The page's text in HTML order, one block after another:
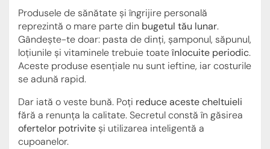
Produsele de sănătate și îngrijire personală
reprezintă o mare parte din bugetul tău lunar.
Gândește-te doar: pasta de dinți, șamponul, săpunul,
loțiunile și vitaminele trebuie toateînlocuite periodic.
Aceste produse esențiale nu sunt ieftine, iar costurile
se adună rapid.
Dar iată o veste bună. Poți reduce aceste cheltuieli
fără a renunța la calitate. Secretul constă în găsirea
ofertelor potrivite și utilizarea inteligentă a
cupoanelor.